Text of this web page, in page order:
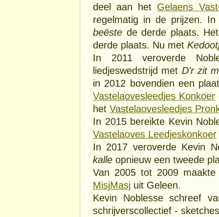
deel aan het Gelaens
regelmatig in de prijzen.
beëste de derde plaats.
derde plaats. Nu met
In 2011 veroverde
liedjeswedstrijd met D'r zit
in 2012 bovendien een
Vastelaovesleedjes Konkoer
het Vastelaovesleedjes
In 2015 bereikte Kevin
Vastelaoves Leedjeskonkoer
In 2017 veroverde Kevin
kalle opnieuw een tweede
Van 2005 tot 2009
MisjMasj uit Geleen.
Kevin Noblesse schreef
schrijverscollectief -